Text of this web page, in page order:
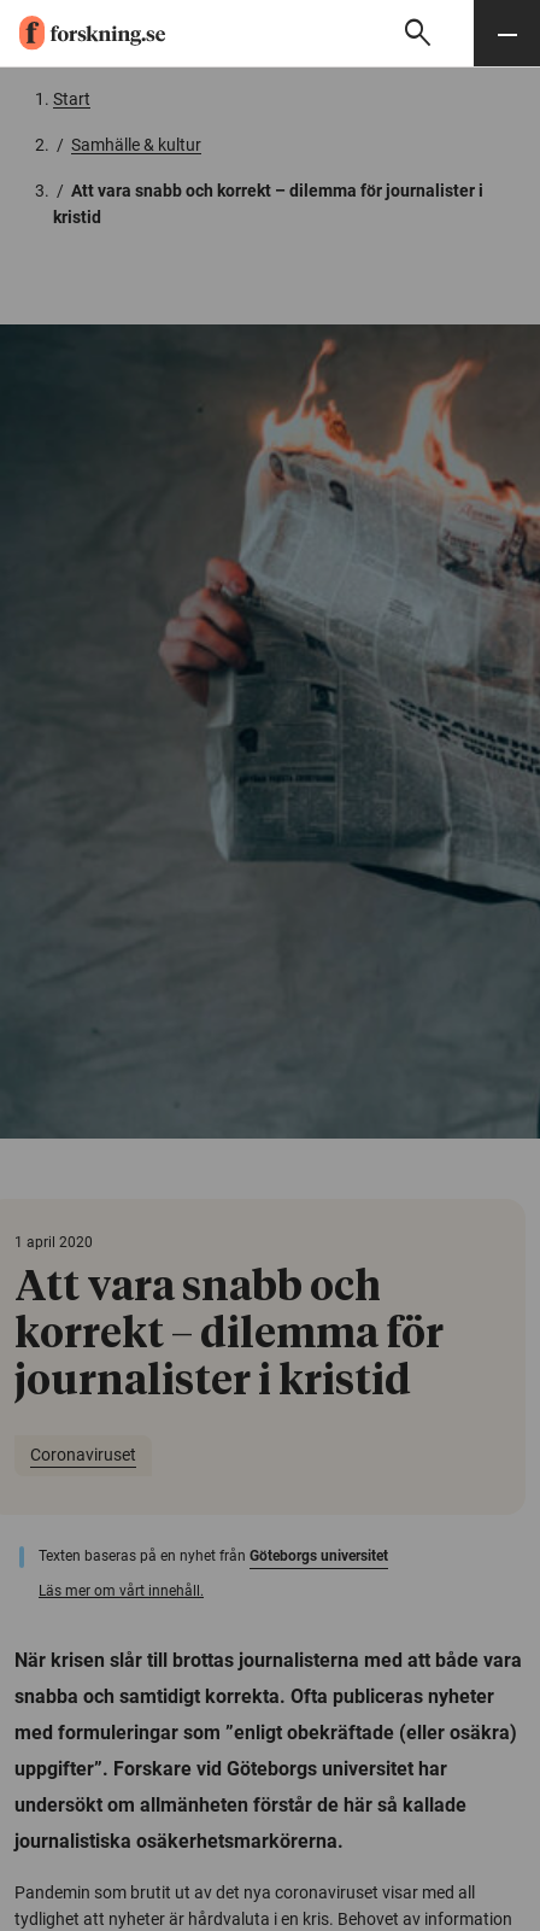
Söksearch Meny
Start
/ Samhälle & kultur
/ Att vara snabb och korrekt – dilemma för journalister i
kristid
1 april 2020
Att vara snabb och
korrekt – dilemma för
journalister i kristid
Coronaviruset
Texten baseras på en nyhet från Göteborgs universitet
Läs mer om vårt innehåll.
När krisen slår till brottas journalisterna med att både vara
snabba och samtidigt korrekta. Ofta publiceras nyheter
med formuleringar som ”enligt obekräftade (eller osäkra)
uppgifter”. Forskare vid Göteborgs universitet har
undersökt om allmänheten förstår de här så kallade
journalistiska osäkerhetsmarkörerna.
Pandemin som brutit ut av det nya coronaviruset visar med all
tydlighet att nyheter är hårdvaluta i en kris. Behovet av information